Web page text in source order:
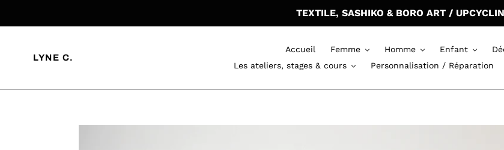
TEXTILE, SASHIKO & BORO ART /
LYNE C.
Accueil Femme Homme Enfant
Les ateliers, stages & cours
Personnalisation / Réparation